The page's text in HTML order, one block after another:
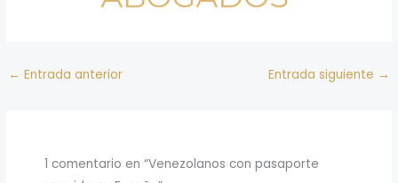
← Entrada anterior Entrada siguiente →
1 comentario en “Venezolanos con pasaporte